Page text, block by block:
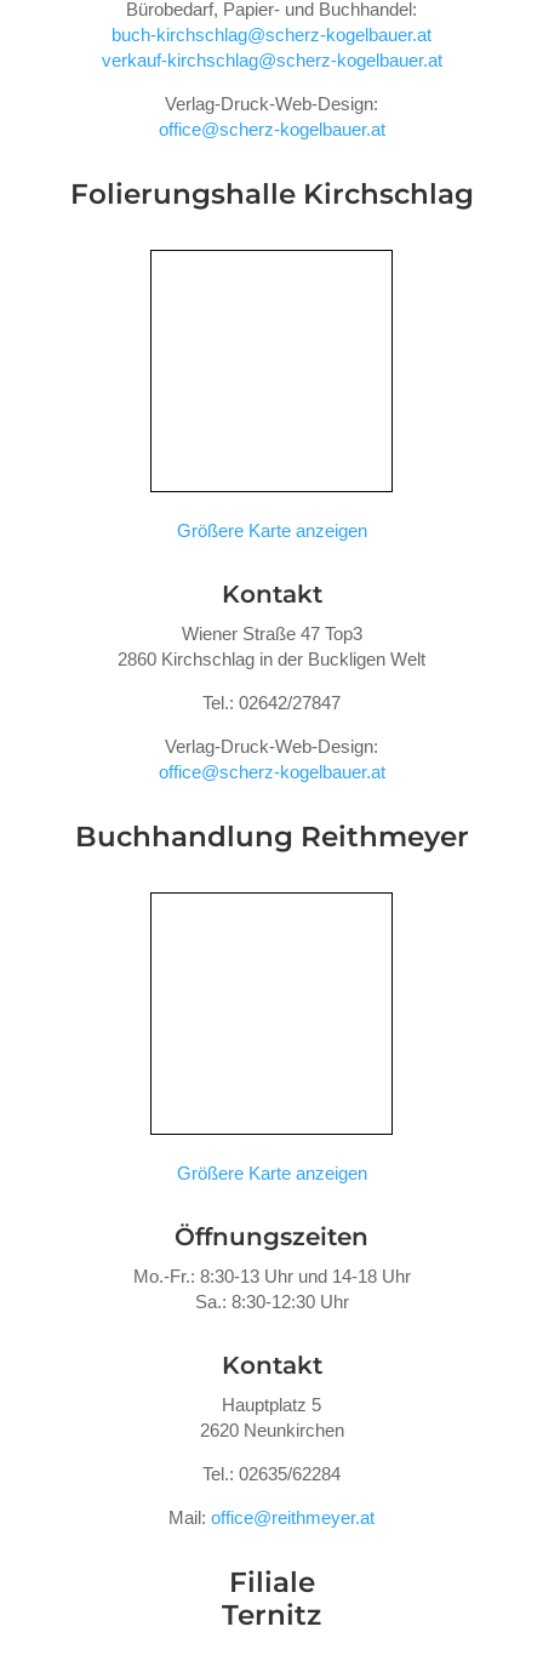
Bürobedarf, Papier- und Buchhandel:
buch-kirchschlag@scherz-kogelbauer.at
verkauf-kirchschlag@scherz-kogelbauer.at
Verlag-Druck-Web-Design:
office@scherz-kogelbauer.at
Folierungshalle Kirchschlag
Größere Karte anzeigen
Kontakt
Wiener Straße 47 Top3
2860 Kirchschlag in der Buckligen Welt
Tel.: 02642/27847
Verlag-Druck-Web-Design:
office@scherz-kogelbauer.at
Buchhandlung Reithmeyer
Größere Karte anzeigen
Öffnungszeiten
Mo.-Fr.: 8:30-13 Uhr und 14-18 Uhr
Sa.: 8:30-12:30 Uhr
Kontakt
Hauptplatz 5
2620 Neunkirchen
Tel.: 02635/62284
Mail: office@reithmeyer.at
Filiale
Ternitz